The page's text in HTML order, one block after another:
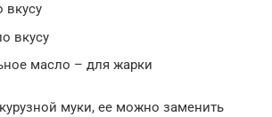
вкусу
вкусу
масло – для жарки
муки, ее можно заменить